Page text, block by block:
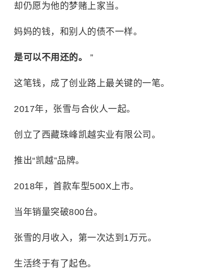
却仍愿为他的梦赌上家当。
妈妈的钱，和别人的债不一样。
是可以不用还的。 ”
这笔钱，成了创业路上最关键的一笔。
2017年，张雪与合伙人一起。
创立了西藏珠峰凯越实业有限公司。
推出“凯越”品牌。
2018年，首款车型500X上市。
当年销量突破800台。
张雪的月收入，第一次达到1万元。
生活终于有了起色。